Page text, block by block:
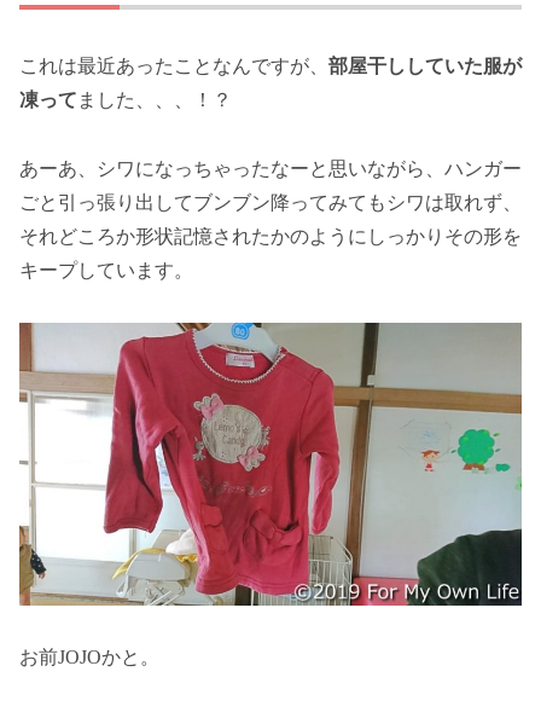
これは最近あったことなんですが、 部屋干ししていた服が
凍って ました、、、！？
あーあ、シワになっちゃったなーと思いながら、ハンガー
ごと引っ張り出してブンブン降ってみてもシワは取れず、
それどころか形状記憶されたかのようにしっかりその形を
キープしています。
お前JOJOかと。